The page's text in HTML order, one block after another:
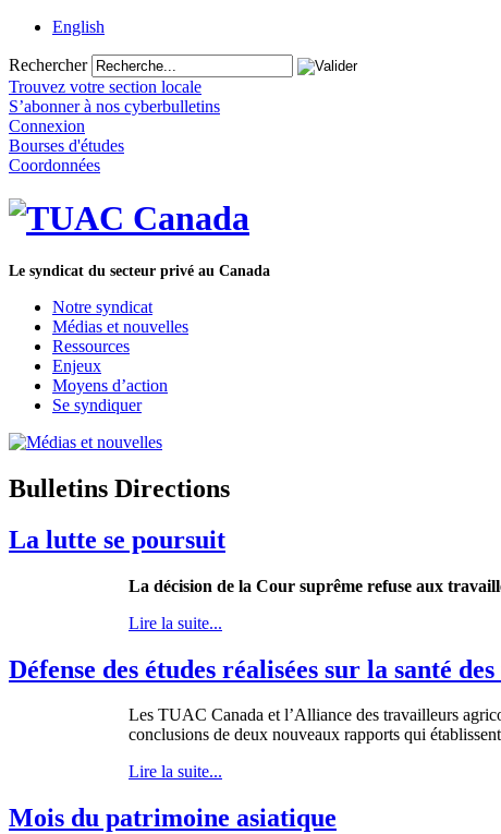
English
Rechercher
Trouvez votre section locale
S’abonner à nos cyberbulletins
Connexion
Bourses d'études
Coordonnées
Le syndicat du secteur privé au Canada
Notre syndicat
Médias et nouvelles
Ressources
Enjeux
Moyens d’action
Se syndiquer
Bulletins Directions
La lutte se poursuit
La décision de la Cour suprême refuse aux
Lire la suite...
Défense des études réalisées sur la santé
Les TUAC Canada etl’Alliance des travailleurs
conclusions de deux nouveaux rapports qui établissent
Lire la suite...
Mois du patrimoine asiatique